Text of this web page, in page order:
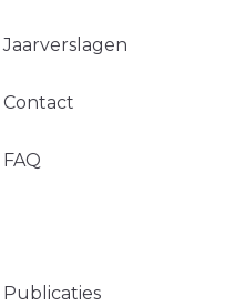
Jaarverslagen
Contact
FAQ
Publicaties